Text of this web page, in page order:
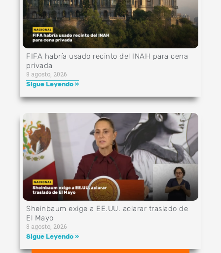
FIFA habría usado recinto del INAH para cena
privada
8 agosto, 2026
Sigue Leyendo »
Sheinbaum exige a EE.UU. aclarar traslado de
El Mayo
8 agosto, 2026
Sigue Leyendo »